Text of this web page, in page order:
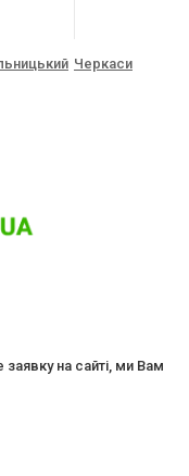
Черкаси
заявку на сайті, ми Вам